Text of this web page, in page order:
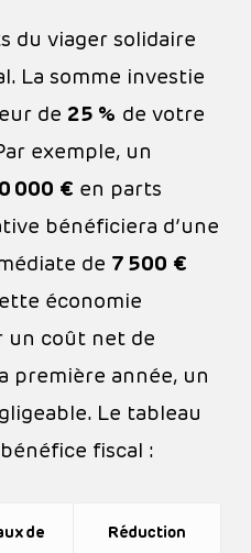
du viager solidaire
La somme investie
de 25 % de votre
exemple, un
000 € en parts
bénéficiera d’une
de 7 500 €
économie
un coût net de
première année, un
Le tableau
fiscal :
de Réduction